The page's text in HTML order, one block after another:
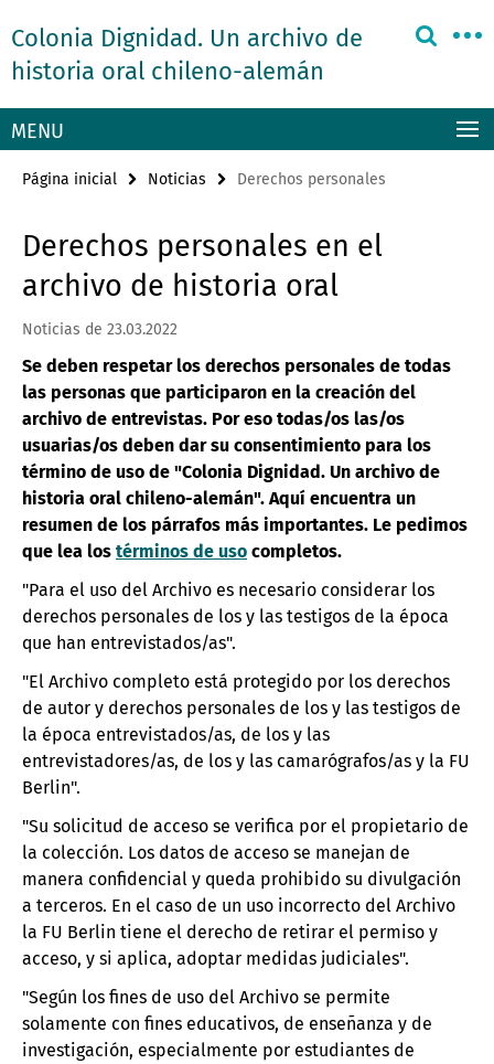
direkt
zu
Colonia Dignidad. Un archivo de
historia oral chileno-alemán
Herramientas
de
MENU
Página inicial Noticias Derechos personales
Derechos personales en el
archivo de historia oral
Noticias de 23.03.2022
Se deben respetar los derechos personales de todas
las personas que participaron en la creación del
archivo de entrevistas. Por eso todas/os las/os
usuarias/os deben dar su consentimiento para los
término de uso de "Colonia Dignidad. Un archivo de
historia oral chileno-alemán". Aquí encuentra un
resumen de los párrafos más importantes. Le pedimos
que lea los términos de uso completos.
"Para el uso del Archivo es necesario considerar los
derechos personales de los y las testigos de la época
que han entrevistados/as".
"El Archivo completo está protegido por los derechos
de autor y derechos personales de los y las testigos de
la época entrevistados/as, de los y las
entrevistadores/as, de los y las camarógrafos/as y la FU
Berlin".
"Su solicitud de acceso se verifica por el propietario de
la colección. Los datos de acceso se manejan de
manera confidencial y queda prohibido su divulgación
a terceros. En el caso de un uso incorrecto del Archivo
la FU Berlin tiene el derecho de retirar el permiso y
acceso, y si aplica, adoptar medidas judiciales".
"Según los fines de uso del Archivo se permite
solamente con fines educativos, de enseñanza y de
investigación, especialmente por estudiantes de